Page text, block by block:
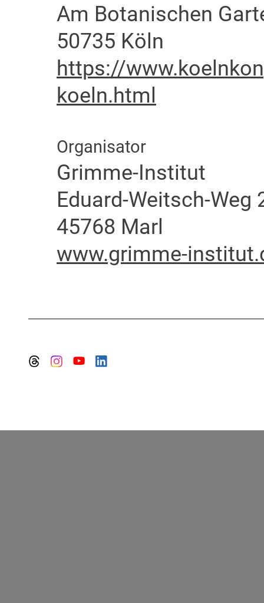
Am Botanischen
50735 Köln
https://
koeln.html
Organisator
Grimme-Institut
Eduard-Weitsch-Weg
45768 Marl
www.grimme-